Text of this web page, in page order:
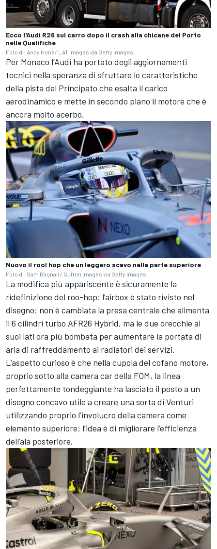
Ecco l'Audi R26 sul carro dopo il crash alla chicane del Porto
nelle Qualifiche
Foto di: Andy Hone/ LAT Images via Getty Images
Per Monaco l’Audi ha portato degli aggiornamenti
tecnici nella speranza di sfruttare le caratteristiche
della pista del Principato che esalta il carico
aerodinamico e mette in secondo piano il motore che è
ancora molto acerbo.
Nuovo il rool hop che un leggero scavo nella parte superiore
Foto di: Sam Bagnall / Sutton Images via Getty Images
La modifica più appariscente è sicuramente la
ridefinizione del roo-hop: l’airbox è stato rivisto nel
disegno: non è cambiata la presa centrale che alimenta
il 6 cilindri turbo AFR26 Hybrid, ma le due orecchie ai
suoi lati ora più bombata per aumentare la portata di
aria di raffreddamento ai radiatori dei servizi.
L’aspetto curioso è che nella cupola del cofano motore,
proprio sotto alla camera car della FOM, la linea
perfettamente tondeggiante ha lasciato il posto a un
disegno concavo utile a creare una sorta di Venturi
utilizzando proprio l’involucro della camera come
elemento superiore: l’idea è di migliorare l’efficienza
dell’ala posteriore.